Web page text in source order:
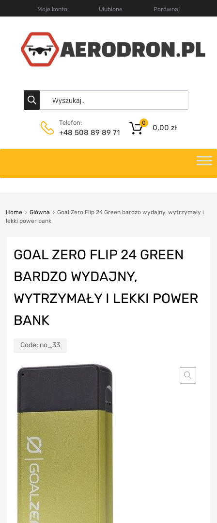
Moje konto Ulubione Porównaj
Telefon:
+48 508 89 89 71
0,00 zł
0
Home Główna
Goal Zero Flip 24 Green bardzo wydajny, wytrzymały i
lekki power bank
GOAL ZERO FLIP 24 GREEN
BARDZO WYDAJNY,
WYTRZYMAŁY I LEKKI POWER
BANK
Code: no_33